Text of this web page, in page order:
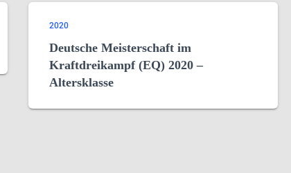
2020
Deutsche Meisterschaft im
Kraftdreikampf (EQ) 2020 –
Altersklasse